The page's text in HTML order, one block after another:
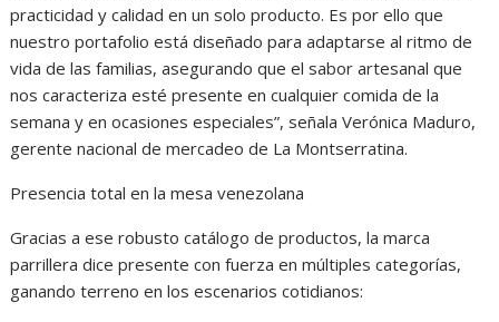
practicidad y calidad en un solo producto. Es por ello que
nuestro portafolio está diseñado para adaptarse al ritmo de
vida de las familias, asegurando que el sabor artesanal que
nos caracteriza esté presente en cualquier comida de la
semana y en ocasiones especiales”, señala Verónica Maduro,
gerente nacional de mercadeo de La Montserratina.
Presencia total en la mesa venezolana
Gracias a ese robusto catálogo de productos, la marca
parrillera dice presente con fuerza en múltiples categorías,
ganando terreno en los escenarios cotidianos: